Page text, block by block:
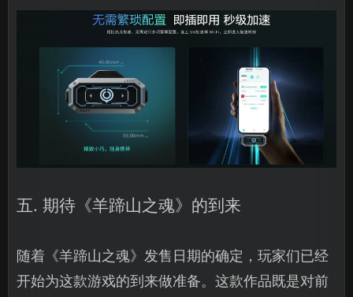
五. 期待《羊蹄山之魂》的到来
随着《羊蹄山之魂》发售日期的确定，玩家们已经
开始为这款游戏的到来做准备。这款作品既是对前